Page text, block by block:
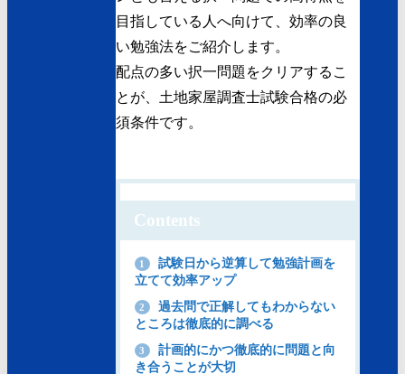
目指している人へ向けて、効率の良
い勉強法をご紹介します。
配点の多い択一問題をクリアするこ
とが、土地家屋調査士試験合格の必
須条件です。
Contents
1
試験日から逆算して勉強計画を
立てて効率アップ
2
過去問で正解してもわからない
ところは徹底的に調べる
3
計画的にかつ徹底的に問題と向
き合うことが大切